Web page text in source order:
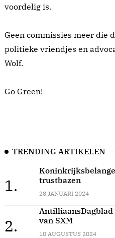
voordelig is.
Geen commissies meer die
politieke vriendjes en
Wolf.
Go Green!
TRENDING ARTIKELEN
1.
trustbazen
28 JANUARI 2024
2.
van SXM
10 AUGUSTUS 2024